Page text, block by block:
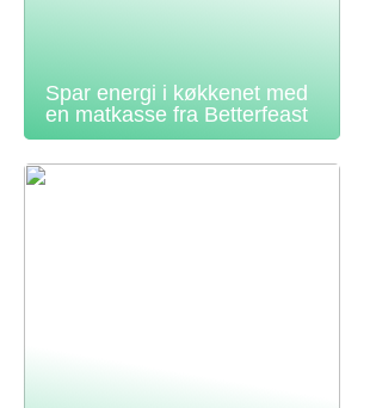
Spar energi i køkkenet med
en matkasse fra Betterfeast